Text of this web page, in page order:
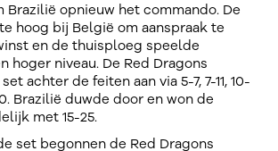
Brazilië opnieuw het commando. De
hoog bij België om aanspraak te
en de thuisploeg speelde
hoger niveau. De Red Dragons
achter de feiten aan via 5-7, 7-11, 10-
Brazilië duwde door en won de
met 15-25.
set begonnen de Red Dragons